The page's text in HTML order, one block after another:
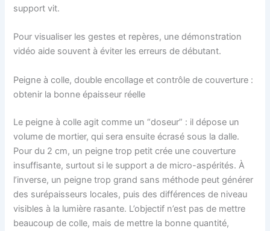
support vit.
Pour visualiser les gestes et repères, une démonstration
vidéo aide souvent à éviter les erreurs de débutant.
Peigne à colle, double encollage et contrôle de couverture :
obtenir la bonne épaisseur réelle
Le peigne à colle agit comme un “doseur” : il dépose un
volume de mortier, qui sera ensuite écrasé sous la dalle.
Pour du 2 cm, un peigne trop petit crée une couverture
insuffisante, surtout si le support a de micro-aspérités. À
l’inverse, un peigne trop grand sans méthode peut générer
des surépaisseurs locales, puis des différences de niveau
visibles à la lumière rasante. L’objectif n’est pas de mettre
beaucoup de colle, mais de mettre la bonne quantité,